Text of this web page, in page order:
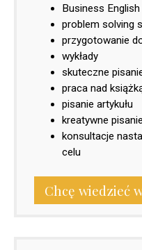
Business English
problem solving
przygotowanie
wykłady
skuteczne
praca nad
pisanie artykułu
kreatywne pisanie
konsultacje
celu
Chcę wiedzieć